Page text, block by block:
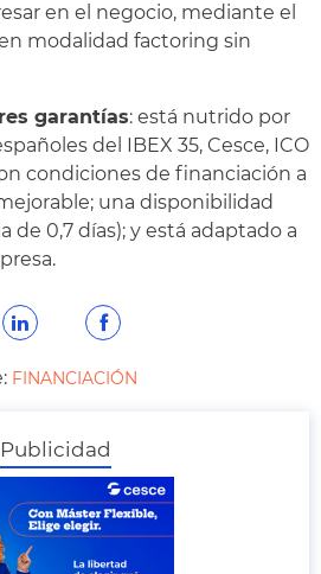
en el negocio, mediante el
modalidad factoring sin
garantías: está nutrido por
del IBEX 35, Cesce, ICO
condiciones de financiación a
una disponibilidad
de 0,7 días); y está adaptado a
FINANCIACIÓN
Publicidad